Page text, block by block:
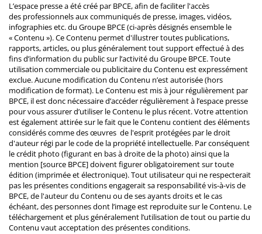
L’espace presse a été créé par BPCE, afin de faciliter l'accès
des professionnels aux communiqués de presse, images, vidéos,
infographies etc. du Groupe BPCE (ci-après désignés ensemble le
« Contenu »). Ce Contenu permet d'illustrer toutes publications,
rapports, articles, ou plus généralement tout support effectué à des
fins d’information du public sur l’activité du Groupe BPCE. Toute
utilisation commerciale ou publicitaire du Contenu est expressément
exclue. Aucune modification du Contenu n’est autorisée (hors
modification de format). Le Contenu est mis à jour régulièrement par
BPCE, il est donc nécessaire d’accéder régulièrement à l’espace presse
pour vous assurer d’utiliser le Contenu le plus récent. Votre attention
est également attirée sur le fait que le Contenu contient des éléments
considérés comme des œuvres de l'esprit protégées par le droit
d'auteur régi par le code de la propriété intellectuelle. Par conséquent
le crédit photo (figurant en bas à droite de la photo) ainsi que la
mention [source BPCE] doivent figurer obligatoirement sur toute
édition (imprimée et électronique). Tout utilisateur qui ne respecterait
pas les présentes conditions engagerait sa responsabilité vis-à-vis de
BPCE, de l'auteur du Contenu ou de ses ayants droits et le cas
échéant, des personnes dont l’image est reproduite sur le Contenu. Le
téléchargement et plus généralement l’utilisation de tout ou partie du
Contenu vaut acceptation des présentes conditions.